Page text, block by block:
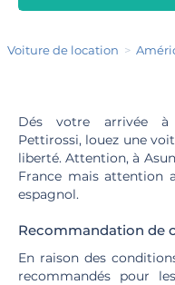
Voiture de location
Dés votre arrivée à
Pettirossi, louez une
liberté. Attention, à
France mais attention
espagnol.
Recommandation de
En raison des
recommandés pour